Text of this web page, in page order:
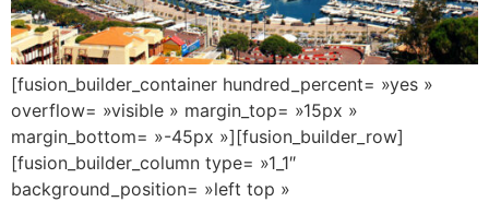
[fusion_builder_container hundred_percent= »yes »
overflow= »visible » margin_top= »15px »
margin_bottom= »-45px »][fusion_builder_row]
[fusion_builder_column type= »1_1″
background_position= »left top »